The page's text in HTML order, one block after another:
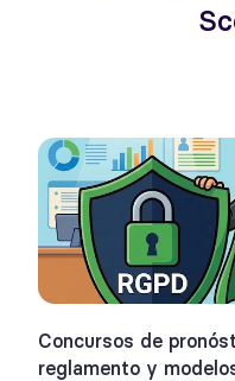
Concursos de
reglamento y